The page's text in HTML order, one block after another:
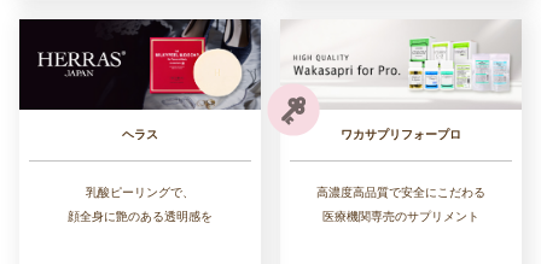
ヘラス
乳酸ピーリングで、
顔全身に艶のある透明感を
ワカサプリフォープロ
高濃度高品質で安全にこだわる
医療機関専売のサプリメント